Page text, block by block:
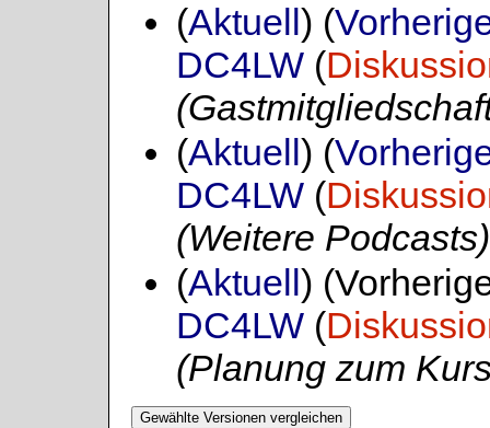
(Aktuell) (
DC4LW (
(Aktuell) (
DC4LW (
(Weitere Podcasts)
(Aktuell)
DC4LW (
(Planung zum